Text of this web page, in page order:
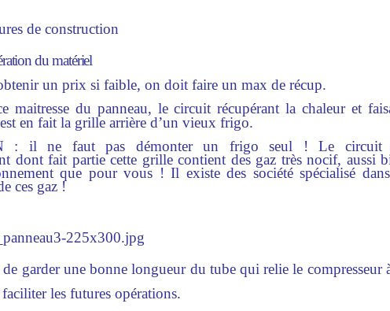
de construction
du matériel
un prix si faible, on doit faire un max de récup.
maitresse du panneau, le circuit récupérant la chaleur et
en fait la grille arrière d’un vieux frigo.
: il ne faut pas démonter un frigo seul ! Le circuit
dont fait partie cette grille contient des gaz très nocif, aussi
que pour vous ! Il existe des société spécialisé
ces gaz !
garder une bonne longueur du tube qui relie le compresseur
les futures opérations.